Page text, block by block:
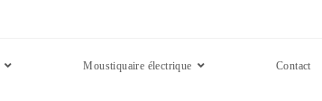
Moustiquaire électrique Contact